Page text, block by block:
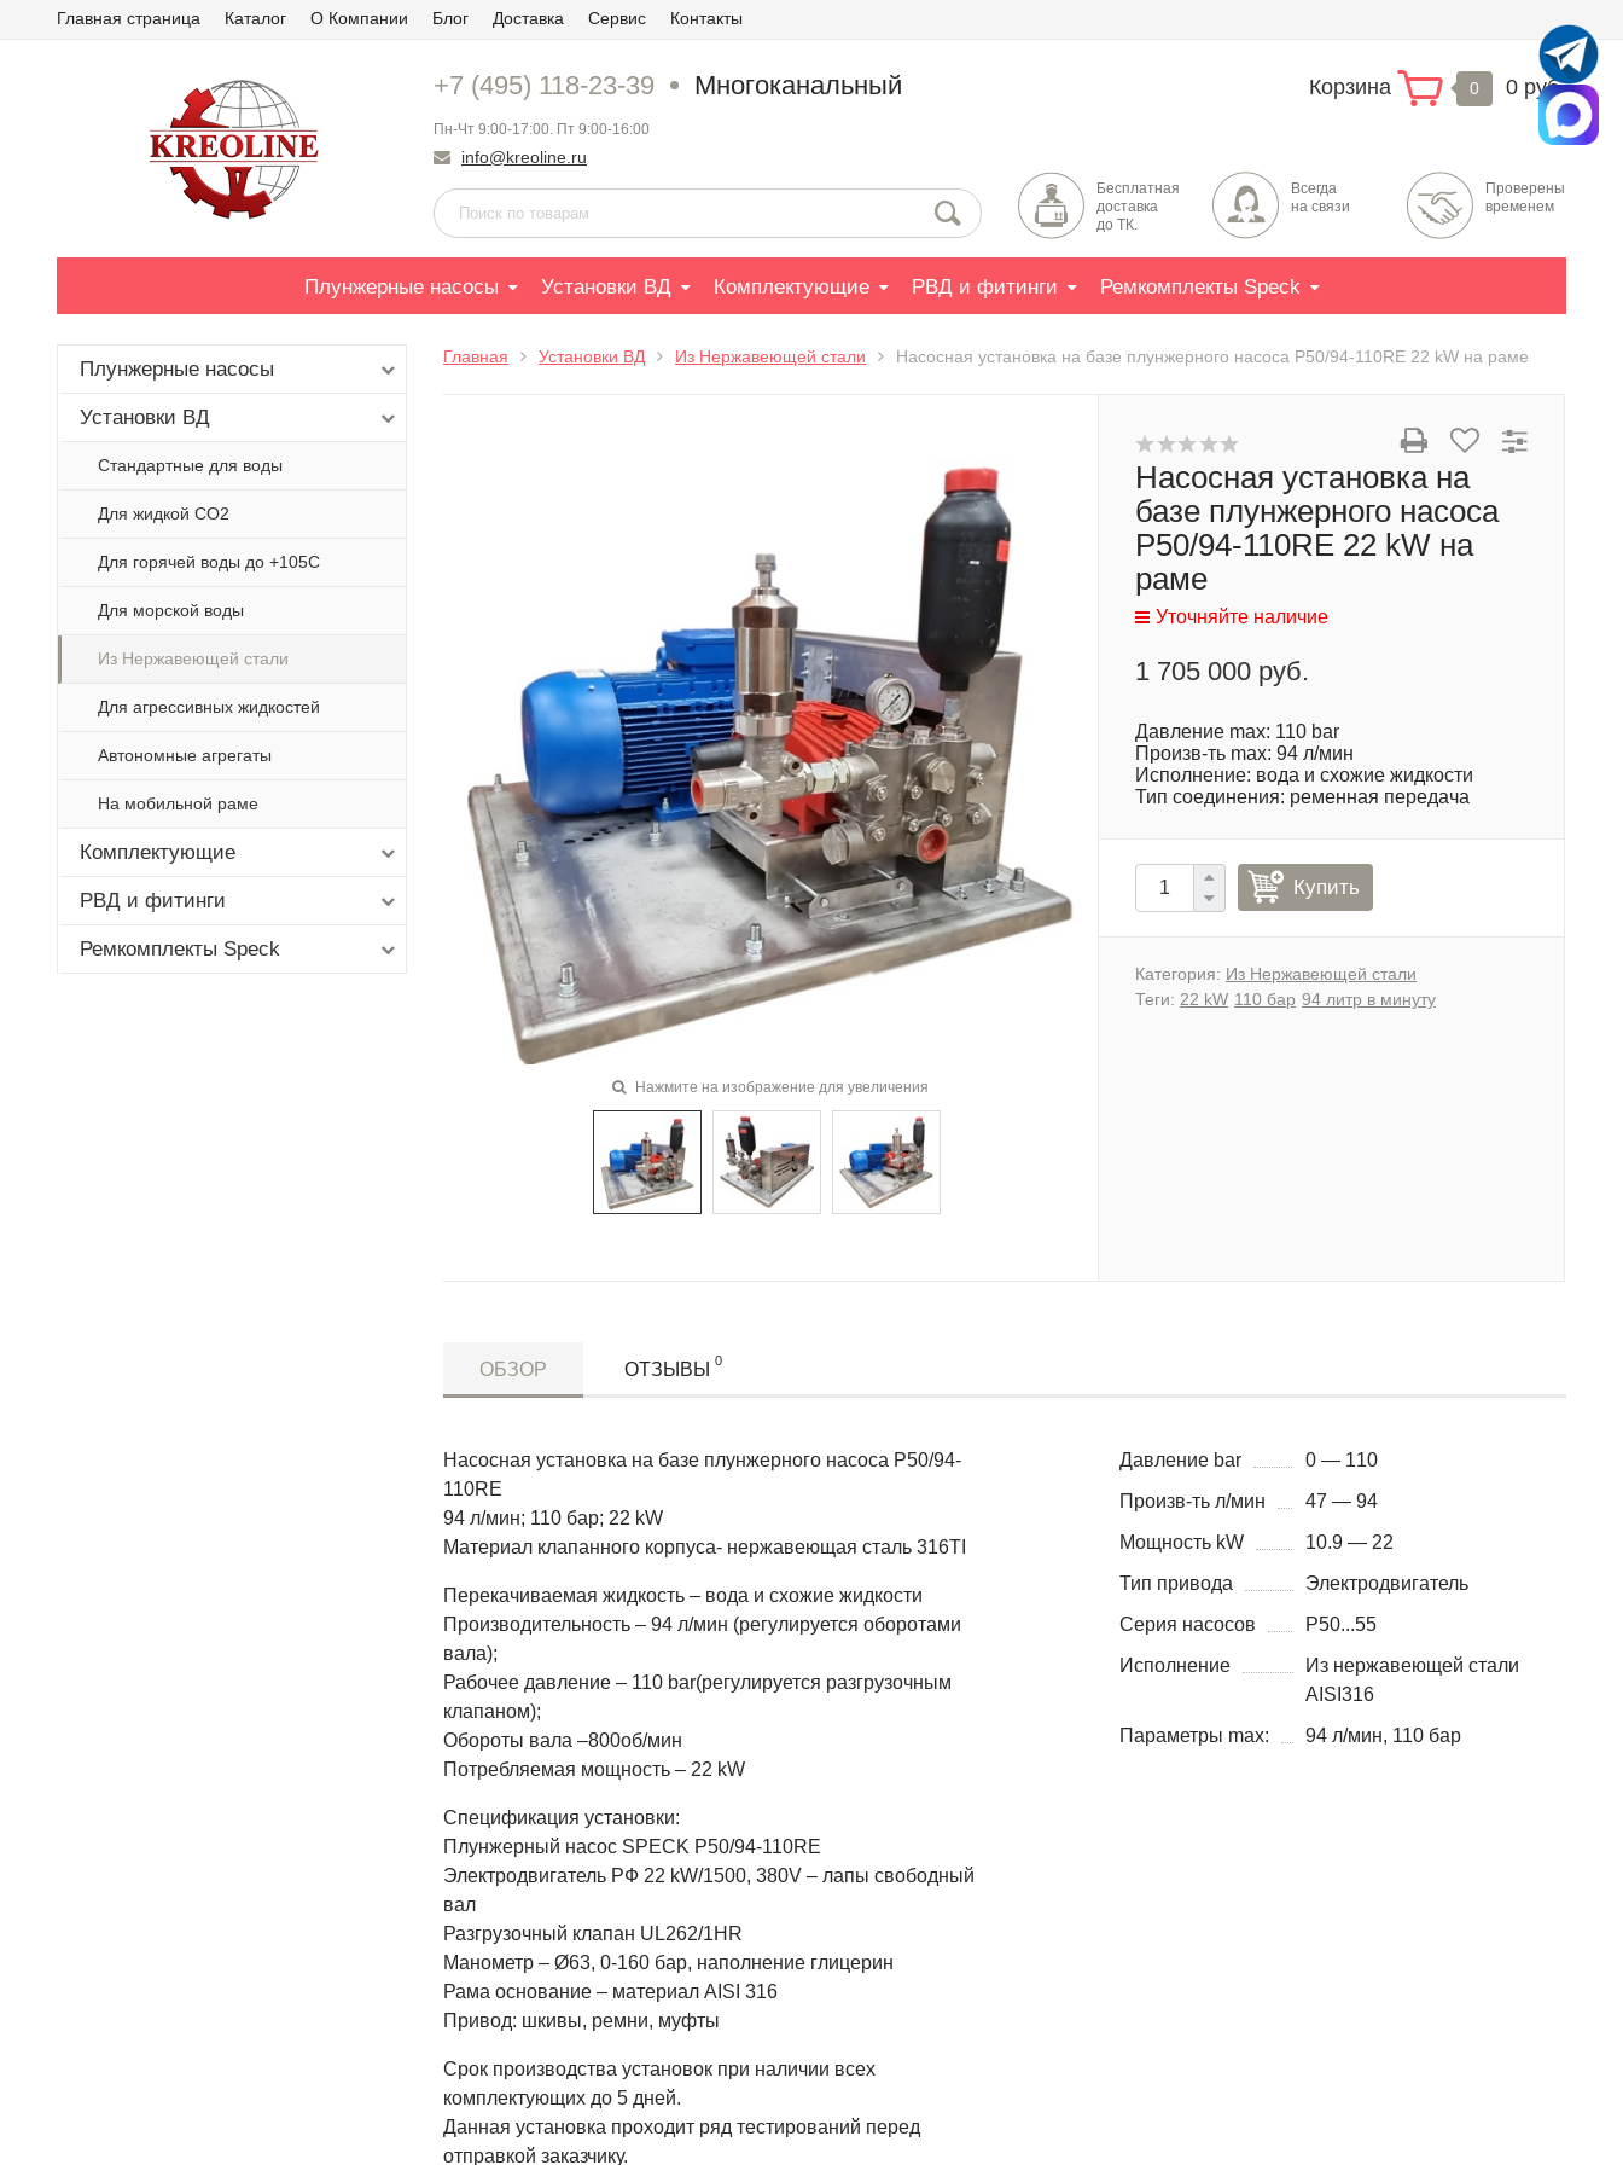
Главная страница Каталог О Компании Блог Доставка Сервис Контакты
+7 (495) 118-23-39 Многоканальный
Пн-Чт 9:00-17:00. Пт 9:00-16:00
info@kreoline.ru
Корзина 0 0 руб.
Бесплатная
доставка
до ТК.
Всегда
на связи
Проверены
временем
Плунжерные насосы Установки ВД Комплектующие РВД и фитинги Ремкомплекты Speck
Плунжерные насосы
Установки ВД
Стандартные для воды
Для жидкой СО2
Для горячей воды до +105С
Для морской воды
Из Нержавеющей стали
Для агрессивных жидкостей
Автономные агрегаты
На мобильной раме
Комплектующие
РВД и фитинги
Ремкомплекты Speck
Главная Установки ВД Из Нержавеющей стали Насосная установка на базе плунжерного насоса P50/94-110RE 22 kW на раме
Нажмите на изображение для увеличения
Насосная установка на
базе плунжерного насоса
P50/94-110RE 22 kW на
раме
Уточняйте наличие
1 705 000 руб.
Давление max: 110 bar
Произв-ть max: 94 л/мин
Исполнение: вода и схожие жидкости
Тип соединения: ременная передача
Купить
Категория: Из Нержавеющей стали
Теги: 22 kW 110 бар 94 литр в минуту
ОБЗОР ОТЗЫВЫ 0
Насосная установка на базе плунжерного насоса P50/94-
110RE
94 л/мин; 110 бар; 22 kW
Материал клапанного корпуса- нержавеющая сталь 316TI
Перекачиваемая жидкость – вода и схожие жидкости
Производительность – 94 л/мин (регулируется оборотами
вала);
Рабочее давление – 110 bar(регулируется разгрузочным
клапаном);
Обороты вала –800об/мин
Потребляемая мощность – 22 kW
Спецификация установки:
Плунжерный насос SPECK P50/94-110RE
Электродвигатель РФ 22 kW/1500, 380V – лапы свободный
вал
Разгрузочный клапан UL262/1HR
Манометр – Ø63, 0-160 бар, наполнение глицерин
Рама основание – материал AISI 316
Привод: шкивы, ремни, муфты
Срок производства установок при наличии всех
комплектующих до 5 дней.
Данная установка проходит ряд тестирований перед
отправкой заказчику.
Давление bar
0 — 110
Произв-ть л/мин
47 — 94
Мощность kW
10.9 — 22
Тип привода
Электродвигатель
Серия насосов
P50...55
Исполнение
Из нержавеющей стали
AISI316
Параметры max:
94 л/мин, 110 бар